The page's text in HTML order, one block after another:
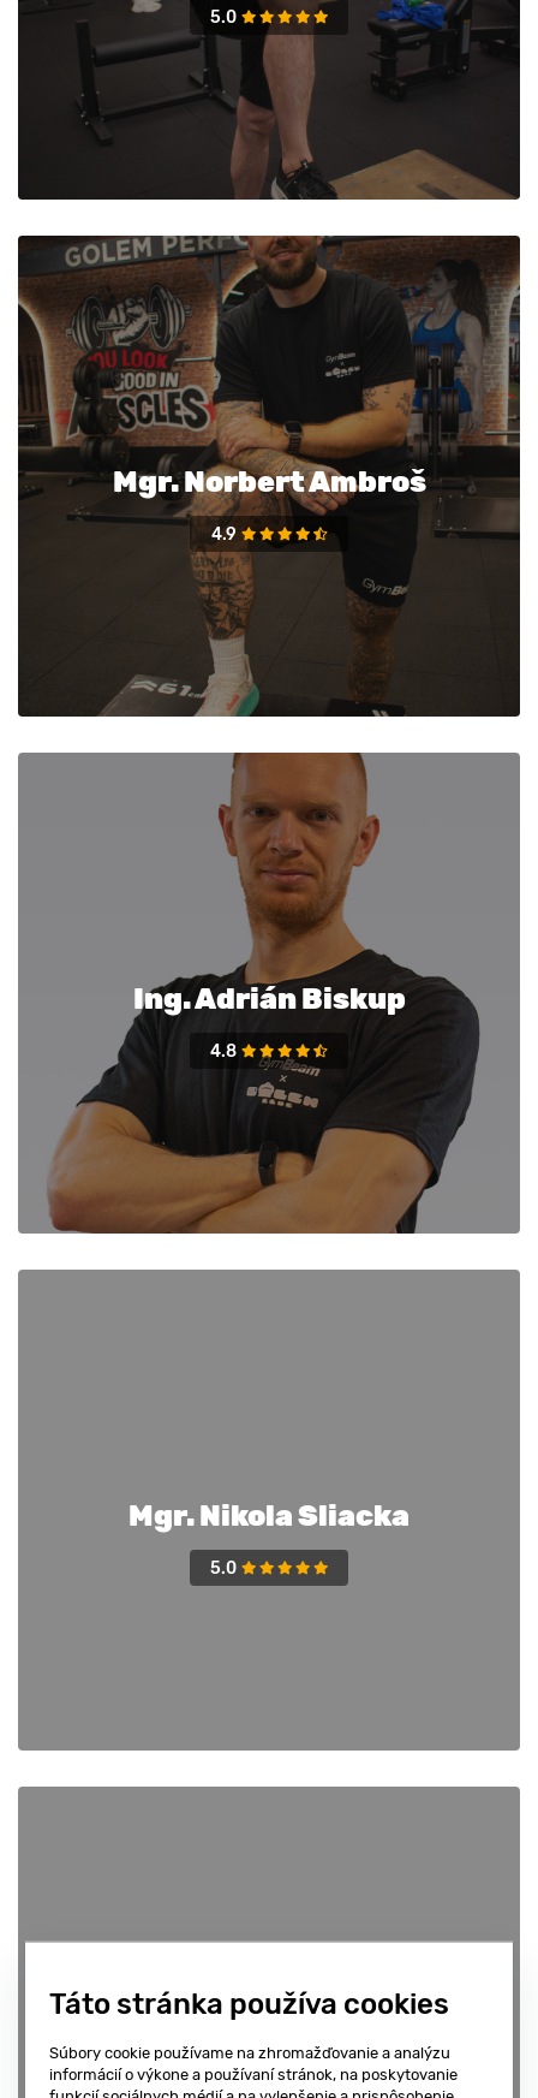
5.0
Mgr. Norbert Ambroš
4.9
Ing. Adrián Biskup
4.8
Mgr. Nikola Sliacka
5.0
4.9
Táto stránka používa cookies
Súbory cookie používame na zhromažďovanie a analýzu
informácií o výkone a používaní stránok, na poskytovanie